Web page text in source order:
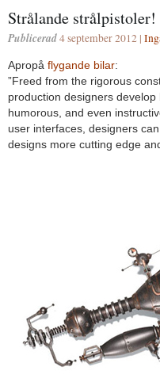
Strålande
Publicerad4 september 2012 |
Apropå flygande bilar:
”Freed from the rigorous
production designers develop
humorous, and even
user interfaces, designers
designs more cutting edge